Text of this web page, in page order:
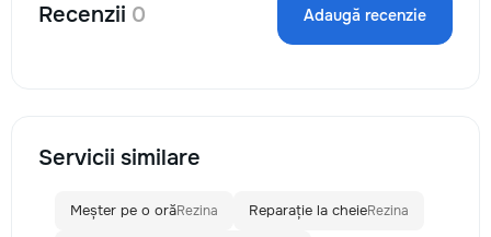
Recenzii 0 Adaugă recenzie
Servicii similare
Meșter pe o orăRezina Reparație la cheieRezina